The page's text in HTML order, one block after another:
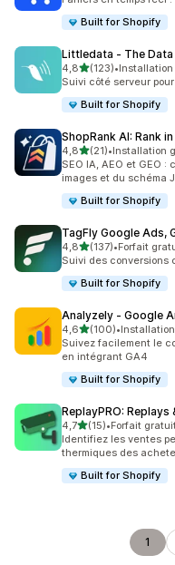
Built for Shopify
Littledata ‑ The
4,8étoile(s) sur 5
(123)
123 avis au total
•
Suivi côté serveur
Built for Shopify
ShopRank AI: Rank
4,8étoile(s) sur 5
(21)
21 avis au total
•Installation
SEO IA, AEO et GEO
images et du schéma
Built for Shopify
TagFly Google Ads,
4,8étoile(s) sur 5
(137)
137 avis au total
•Forfait
Suivi des conversions
Built for Shopify
Analyzely ‑ Google
4,6étoile(s) sur 5
(100)
100 avis au total
•
Suivez facilement le
en intégrant GA4
Built for Shopify
ReplayPRO: Replays
4,7étoile(s) sur 5
(15)
15 avis au total
•Forfait
Identifiez les ventes
thermiques des
Built for Shopify
1